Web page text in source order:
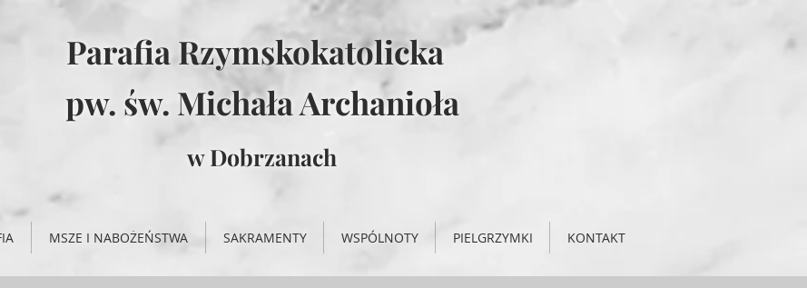
Parafia Rzymskokatolicka
pw. św. Michała Archanioła
w Dobrzanach
MSZE I NABOŻEŃSTWA SAKRAMENTY WSPÓLNOTY PIELGRZYMKI KONTAKT